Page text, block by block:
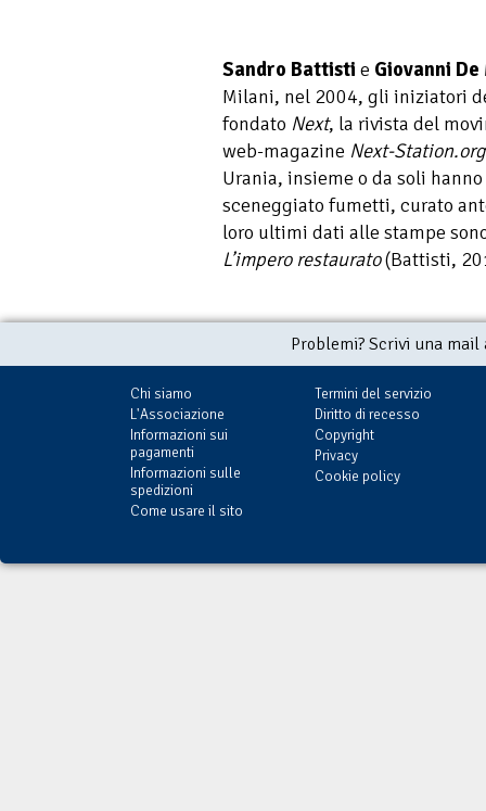
Sandro Battisti e Giovanni
Milani, nel 2004, gli iniziatori
fondato Next, la rivista del
web-magazine Next-Station.org
Urania, insieme o da soli
sceneggiato fumetti, curato
loro ultimi dati alle stampe
L’impero restaurato(Battisti,
Problemi? Scrivi una
Chi siamo
L'Associazione
Informazioni sui
pagamenti
Informazioni sulle
spedizioni
Come usare il sito
Termini del servizio
Diritto di recesso
Copyright
Privacy
Cookie policy